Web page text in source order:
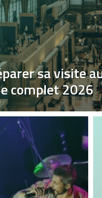
sa visite
complet 2026